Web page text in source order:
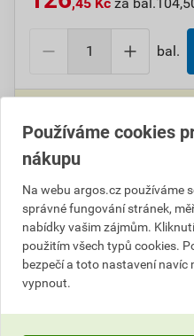
bal.
(104,50Kčbez DPH).
Ušetříte
Číslo položky:1000108438
Výrobky značky:GPH
Popis
Používáme cookies
nákupu
Na webu argos.cz používáme
správné fungování stránek,
nabídky vašim zájmům.
použitím všech typů cookies.
bezpečí a toto nastavení navíc
vypnout.